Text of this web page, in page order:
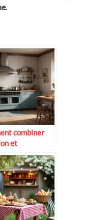
.
combiner
et
en cuisine